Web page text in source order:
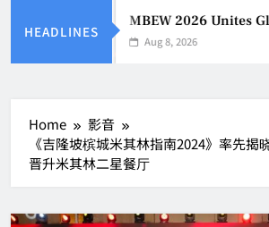
HEADLINES
MBEW 2026 Unites
Aug 8, 2026
Home
影音
《吉隆坡槟城米其林指南2024》率先揭
晋升米其林二星餐厅